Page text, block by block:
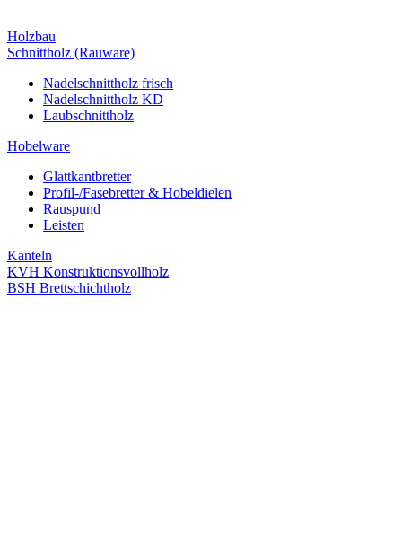
Holzbau
Schnittholz (Rauware)
Nadelschnittholz frisch
Nadelschnittholz KD
Laubschnittholz
Hobelware
Glattkantbretter
Profil-/Fasebretter & Hobeldielen
Rauspund
Leisten
Kanteln
KVH Konstruktionsvollholz
BSH Brettschichtholz